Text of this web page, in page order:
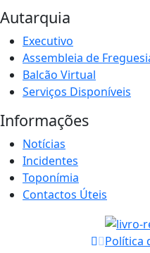
Autarquia
Executivo
Assembleia de
Balcão Virtual
Serviços Disponíveis
Informações
Notícias
Incidentes
Toponímia
Contactos Úteis
Política